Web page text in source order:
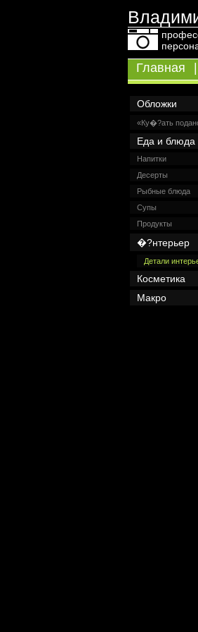
Главная
Обложки
«Ку�?ать
Еда и блюда
Напитки
Десерты
Рыбные блюда
Супы
Продукты
�?нтерьер
Детали
Косметика
Макро